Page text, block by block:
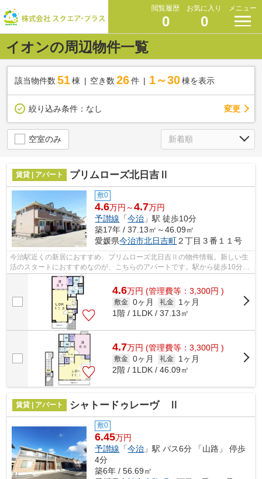
閲覧履歴
0
お気に入り
0
メニュー
イオンの周辺物件一覧
該当物件数 51棟 空き数 26 件 1～30 棟を表示
絞り込み条件： なし 変更
空室のみ
賃貸 | アパート プリムローズ北日吉Ⅱ
敷0
4.6万円～4.7万円
予讃線 「今治 」駅 徒歩10分
築17年 / 37.13㎡～46.09㎡
愛媛県今治市北日吉町２丁目３番１１号
今治駅近くの新居におすすめ、プリムローズ北日吉Ⅱの物件情報。新しい生
活のスタートにおすすめなのが、こちらのアパートです。駅から徒歩10分に
立地する物件です。交通で不便を感じな...
4.6万円 (管理費等：3,300円 )
敷金 0ヶ月 礼金
1ヶ月
1階 / 1LDK / 37.13㎡
4.7万円 (管理費等：3,300円 )
敷金 0ヶ月 礼金
1ヶ月
2階 / 1LDK / 46.09㎡
賃貸 | アパート シャトードゥレーヴ Ⅱ
敷0
6.45万円
予讃線 「今治 」駅 バス6分 「山路」 停歩
4分
築6年 / 56.69㎡